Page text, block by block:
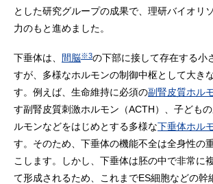
とした研究グループの成果で、理研バイオリ
力のもと進めました。
下垂体は、 間脳※3の下部に接して存在する小
すが、多様なホルモンの制御中枢として大き
す。例えば、生命維持に必須の副腎皮質ホル
す副腎皮質刺激ホルモン（ACTH）、子ども
ルモンなどをはじめとする多様な下垂体ホル
す。そのため、下垂体の機能不全は全身性の
こします。しかし、下垂体は胚の中で非常に
て形成されるため、これまでES細胞などの幹